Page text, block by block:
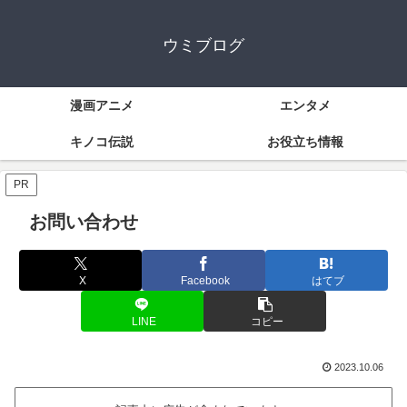
ウミブログ
漫画アニメ エンタメ
キノコ伝説 お役立ち情報
PR
お問い合わせ
X Facebook はてブ
LINE コピー
2023.10.06